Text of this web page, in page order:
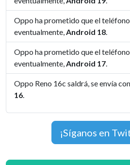
Oppo ha prometido que el
eventualmente,Android 18.
Oppo ha prometido que el
eventualmente,Android 17.
Oppo Reno 16c saldrá, se envía con
16.
¡Síganos en